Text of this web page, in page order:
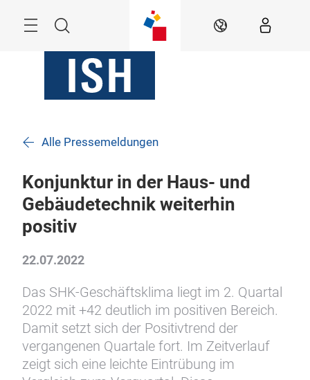
Suche DE
Alle Pressemeldungen
Konjunktur in der Haus- und
Gebäudetechnik weiterhin
positiv
22.07.2022
Das SHK-Geschäftsklima liegt im 2. Quartal
2022 mit +42 deutlich im positiven Bereich.
Damit setzt sich der Positivtrend der
vergangenen Quartale fort. Im Zeitverlauf
zeigt sich eine leichte Eintrübung im